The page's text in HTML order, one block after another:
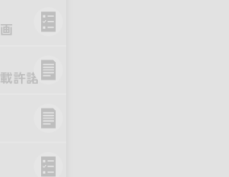
許諾